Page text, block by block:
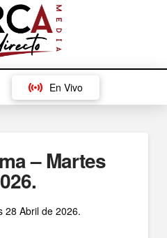
En Vivo
– Martes
28 Abril de 2026.